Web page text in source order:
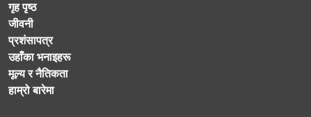
गृह पृष्ठ
जीवनी
प्रशंसापत्र
उहाँका भनाइहरू
मूल्य र नैतिकता
हाम्रो बारेमा